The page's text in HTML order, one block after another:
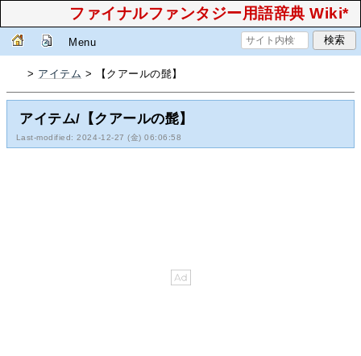
ファイナルファンタジー用語辞典 Wiki*
Menu
> アイテム > 【クアールの髭】
アイテム/【クアールの髭】
Last-modified: 2024-12-27 (金) 06:06:58